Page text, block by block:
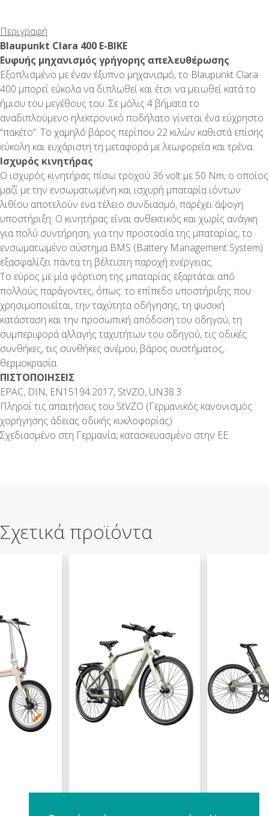
Περιγραφή
Blaupunkt Clara 400 E-BIKE
Ευφυής μηχανισμός γρήγορης απελευθέρωσης
Εξοπλισμένο με έναν έξυπνο μηχανισμό, το Blaupunkt Clara
400 μπορεί εύκολα να διπλωθεί και έτσι να μειωθεί κατά το
ήμισυ του μεγέθους του. Σε μόλις 4 βήματα το
αναδιπλούμενο ηλεκτρονικό ποδήλατο γίνεται ένα εύχρηστο
“πακέτο”. Το χαμηλό βάρος περίπου 22 κιλών καθιστά επίσης
εύκολη και ευχάριστη τη μεταφορά με λεωφορεία και τρένα.
Ισχυρός κινητήρας
Ο ισχυρός κινητήρας πίσω τροχού 36 volt με 50 Nm, ο οποίος
μαζί με την ενσωματωμένη και ισχυρή μπαταρία ιόντων
λιθίου αποτελούν ενα τέλειο συνδιασμό, παρέχει άψογη
υποστήριξη. Ο κινητήρας είναι ανθεκτικός και χωρίς ανάγκη
για πολύ συντήρηση, για την προστασία της μπαταρίας, το
ενσωματωμένο σύστημα BMS (Battery Management System)
εξασφαλίζει πάντα τη βέλτιστη παροχή ενέργειας.
Το εύρος με μία φόρτιση της μπαταρίας εξαρτάται από
πολλούς παράγοντες, όπως: το επίπεδο υποστήριξης που
χρησιμοποιείται, την ταχύτητα οδήγησης, τη φυσική
κατάσταση και την προσωπική απόδοση του οδηγού, τη
συμπεριφορά αλλαγής ταχυτήτων του οδηγού, τις οδικές
συνθήκες, τις συνθήκες ανέμου, βάρος συστήματος,
θερμοκρασία.
ΠΙΣΤΟΠΟΙΗΣΕΙΣ
EPAC, DIN, EN15194:2017, StVZO, UN38.3
Πληροί τις απαιτήσεις του StVZO (Γερμανικός κανονισμός
χορήγησης άδειας οδικής κυκλοφορίας)
Σχεδιασμένο στη Γερμανία, κατασκευασμένο στην ΕΕ
Σχετικά προϊόντα